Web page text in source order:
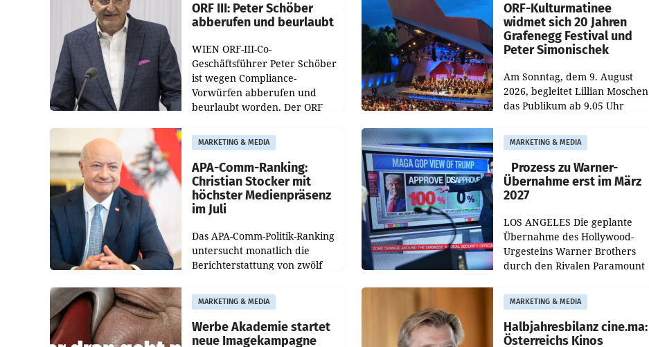
ORF III: Peter Schöber
abberufen und beurlaubt
WIEN ORF-III-Co-
Geschäftsführer Peter Schöber
ist wegen Compliance-
Vorwürfen abberufen und
beurlaubt worden. Der ORF
entsprechende
Medienberichte.
ORF-Kulturmatinee
widmet sich 20 Jahren
Grafenegg Festival und
Peter Simonischek
Am Sonntag, dem 9. August
2026, begleitet Lillian Moschen
das Publikum ab 9.05 Uhr
„Kulturmatinee“. Die Sendung
startet mit der Dokumentation
„20 Jahre Grafenegg
MARKETING & MEDIA
APA-Comm-Ranking:
Christian Stocker mit
höchster Medienpräsenz
im Juli
Das APA-Comm-Politik-Ranking
untersucht monatlich die
Berichterstattung von zwölf
Tageszeitungen und analysiert,
welche Politikerinnen und
Politiker Österreichs die
MARKETING & MEDIA
Prozess zu Warner-
Übernahme erst im März
2027
LOS ANGELES Die geplante
Übernahme des Hollywood-
Urgesteins Warner Brothers
durch den Rivalen Paramount
Schwebe bleiben. Eine
Richterin setzte den Prozess zu
MARKETING & MEDIA
Werbe Akademie startet
neue Imagekampagne
MARKETING & MEDIA
Halbjahresbilanz cine.ma:
Österreichs Kinos